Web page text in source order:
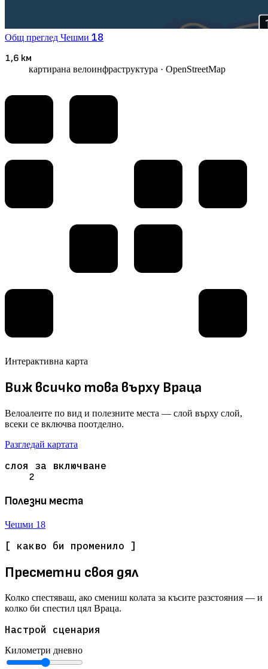
Общ преглед Чешми 18
1,6 км
картирана велоинфраструктура · OpenStreetMap
Интерактивна карта
Виж всичко това върху Враца
Велоалеите по вид и полезните места — слой върху слой,
всеки се включва поотделно.
Разгледай картата
слоя за включване
2
Полезни места
Чешми 18
[ какво би променило ]
Пресметни своя дял
Колко спестяваш, ако смениш колата за късите разстояния — и
колко би спестил цял Враца.
Настрой сценария
Километри дневно